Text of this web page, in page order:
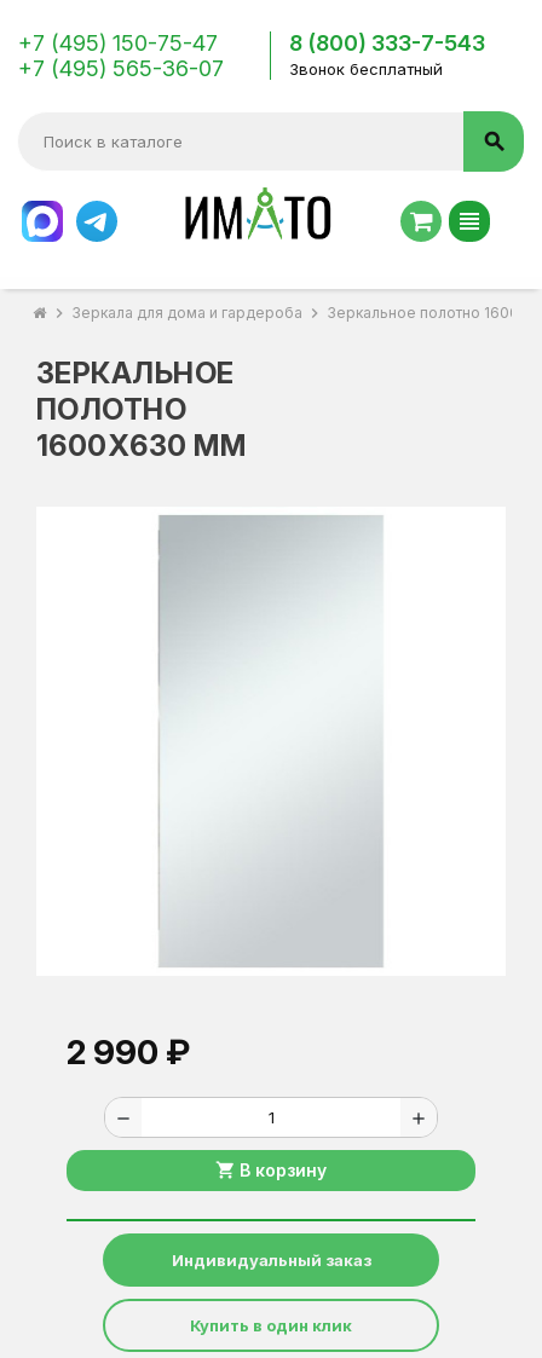
+7 (495) 150-75-47
+7 (495) 565-36-07
8 (800) 333-7-543
Звонок бесплатный
search
view_headline
chevron_right Зеркала для дома и гардероба chevron_right Зеркальное полотно
ЗЕРКАЛЬНОЕ
ПОЛОТНО
1600Х630 ММ
2 990 ₽
remove add
shopping_cart В корзину
Индивидуальный заказ
Купить в один клик